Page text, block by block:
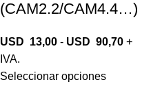
(CAM2.2/CAM4.4…)
USD 13,00 - USD 90,70 +
IVA.
Seleccionar opciones